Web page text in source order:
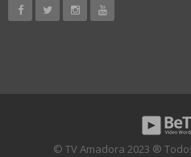
© TV Amadora 2023 ®